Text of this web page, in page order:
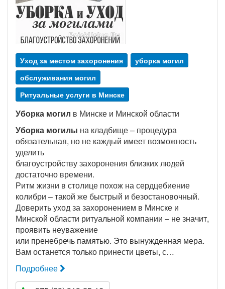
Уход за местом захоронения
уборка могил
обслуживания могил
Ритуальные услуги в Минске
Уборка могил в Минске и Минской области
Уборка могилы на кладбище – процедура
обязательная, но не каждый имеет возможность
уделить
благоустройству захоронения близких людей
достаточно времени.
Ритм жизни в столице похож на сердцебиение
колибри – такой же быстрый и безостановочный.
Доверить уход за захоронением в Минске и
Минской области ритуальной компании – не значит,
проявить неуважение
или пренебречь памятью. Это вынужденная мера.
Вам останется только принести цветы, с…
Подробнее